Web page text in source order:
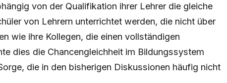
von der Qualifikation ihrer Lehrer die gleiche
von Lehrern unterrichtet werden, die nicht über
wie ihre Kollegen, die einen vollständigen
dies die Chancengleichheit im Bildungssystem
die in den bisherigen Diskussionen häufig nicht